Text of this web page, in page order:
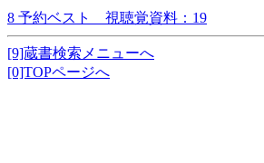
8 予約ベスト 視聴覚資料：19
[9]蔵書検索メニューへ
[0]TOPページへ